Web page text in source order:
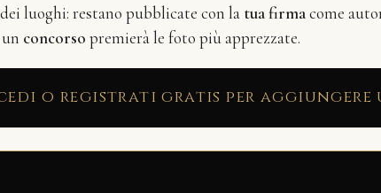
luoghi: restano pubblicate con la tua firmacome
concorso premierà le foto più apprezzate.
o registrati gratis per aggiungere